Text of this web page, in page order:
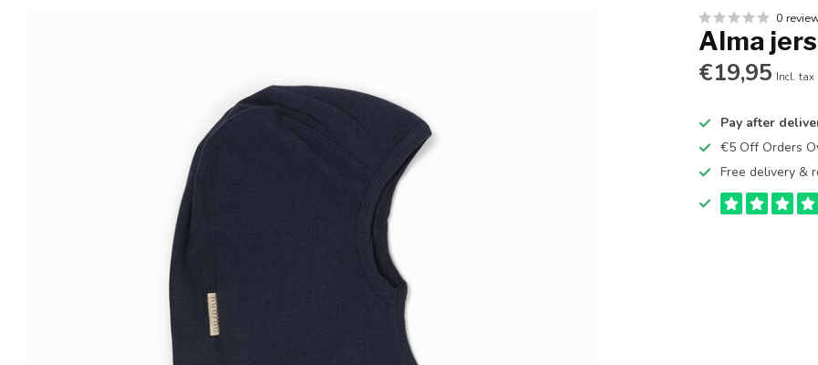
0
Alma
€19,95 Incl. tax
Pay after
€5 Off Orders
Free delivery &